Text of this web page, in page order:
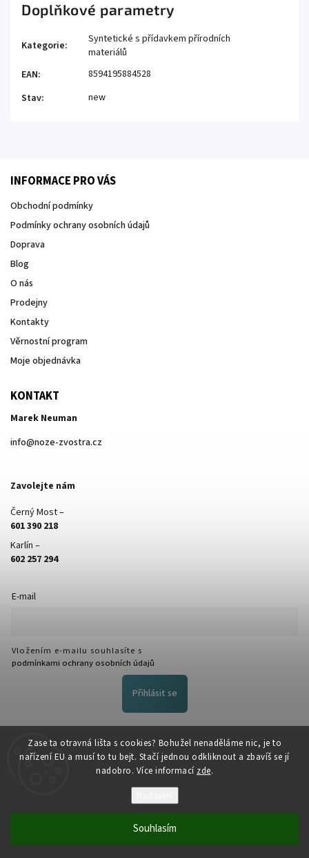
Zase ta otravná lišta s cookies? Bohužel nenaděláme nic, je to
nařízení EU a musí to tu bejt. Stačí jednou odkliknout a zbavíš se jí
nadobro. Více informací zde.
Souhlasím
Doplňkové parametry
Kategorie:
Syntetické s přídavkem přírodních
materiálů
EAN:
8594195884528
Stav: new
INFORMACE PRO VÁS
Obchodní podmínky
Podmínky ochrany osobních údajů
Doprava
Blog
O nás
Prodejny
Kontakty
Věrnostní program
Moje objednávka
KONTAKT
Marek Neuman
info@noze-zvostra.cz
Zavolejte nám
Černý Most –
601 390 218
Karlín –
602 257 294
E-mail
Vložením e-mailu souhlasíte s
podmínkami ochrany osobních údajů
Přihlásit se
FACEBOOK